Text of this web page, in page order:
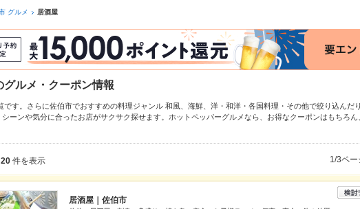
グルメ 居酒屋
グルメ・クーポン情報
です。さらに佐伯市でおすすめの料理ジャンル 和風 海鮮 洋・和洋・各国料理・その他で絞り込んだ
ーンや気分に合ったお店がサクサク探せます。ホットペッパーグルメなら、お得なクーポンはもちろん
や季節のおすすめ料理など、お店の最新情報をご紹介しているので安心！24時間使える簡単便
件を表示 1/3ペー
居酒屋｜佐伯市